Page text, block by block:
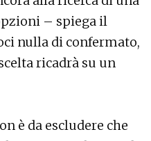
– spiega il
nulla di confermato,
ricadrà su un
è da escludere che